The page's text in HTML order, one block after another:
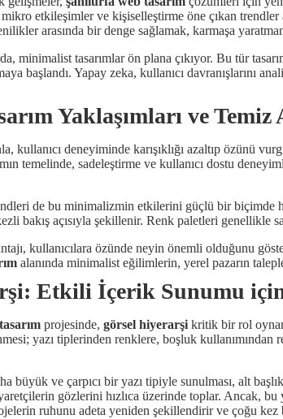
etkileşimler ve kişiselleştirme öne çıkan
arasında bir denge sağlamak, karmaşa
minimalist tasarımlar ön plana çıkıyor. Bu tür
başlandı. Yapay zeka, kullanıcı davranışlarını
Yaklaşımları ve
kullanıcı deneyiminde karışıklığı azaltıp özünü
temelinde, sadeleştirme ve kullanıcı dostu
de bu minimalizmin etkilerini güçlü bir biçimde
bakış açısıyla şekillenir. Renk paletleri genellikle
kullanıcılara özünde neyin önemli olduğunu
alanında minimalist eğilimlerin, yerel pazarın
Etkili İçerik Sunumu
projesinde, görsel hiyerarşi kritik bir rol
yazı tiplerinden renklere, boşluk
büyük ve çarpıcı bir yazı tipiyle sunulması, alt
gözlerini hızlıca üzerinde toplar. Ancak,
ruhunu adeta yeniden şekillendirir ve çoğu kez